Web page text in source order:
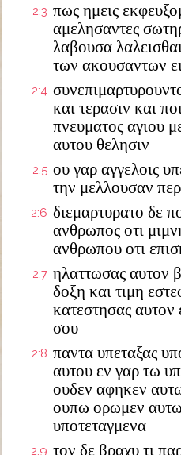
2:3 πως ημεις
αμελησαντες
λαβουσα
των ακουσαντων
2:4
και τερασιν και
πνευματος αγιου
αυτου θελησιν
2:5 ου γαρ αγγελοις
την μελλουσαν
2:6 διεμαρτυρατο δε
ανθρωπος οτι
ανθρωπου οτι
2:7 ηλαττωσας αυτον
δοξη και τιμη
κατεστησας αυτον
σου
2:8 παντα υπεταξας
αυτου εν γαρ τω
ουδεν αφηκεν
ουπω ορωμεν
υποτεταγμενα
2:9 τον δε βραχυ τι